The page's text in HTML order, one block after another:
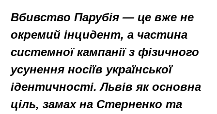
Вбивство Парубія — це вже не
окремий інцидент, а частина
системної кампанії з фізичного
усунення носіїв української
ідентичності. Львів як основна
ціль, замах на Стерненко та